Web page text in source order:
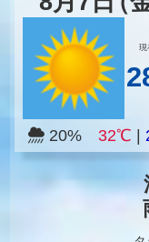
現
20% 32℃